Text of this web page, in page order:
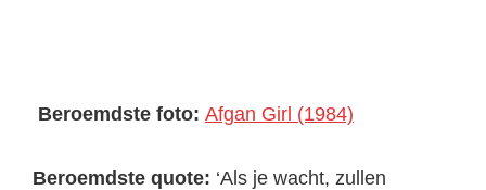
Beroemdste foto: Afgan Girl (1984)
Beroemdste quote: ‘Als je wacht, zullen